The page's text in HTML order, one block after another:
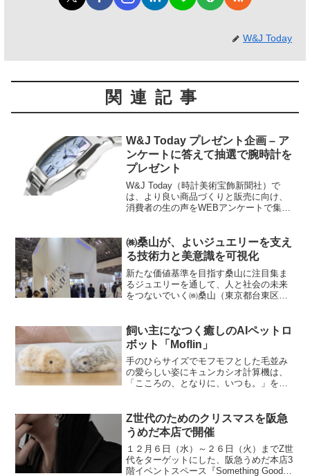
W&J Today
関連記事
W&J Today プレゼント企画 – ア
ンケートに答えて抽選で腕時計を
プレゼント
W&J Today（時計美術宝飾新聞社）で
は、より良い商品づくりと販売に向け、
消費者の生の声をWEBアンケートで集
は、各企業にご協力をいただきプレゼン
トとして豪華賞品を...
㈱桑山が、よいジュエリーを支え
る技術力と美意識を可視化
新たな価値基準を目指す桑山に注目集ま
るジュエリーを通して、人と社会の未来
をつないでいく㈱桑山（東京都台東区、
「MAKING SENSE－感覚と感性」をテ
ーマに掲げ、ブース内で...
飼い主になつく癒しのAIペットロ
ボット「Moflin」
手のひらサイズでモフモフとした毛並み
の愛らしい姿にキュンカシオ計算機は、
「こころの、となりに、いつも。」をコ
Moflin（モフリン）を11月7日より発売す
る。また、10月...
Z世代のためのクリスマスを阪急
うめだ本店で開催
１２月６日（水）～２６日（火）までZ世
代をターゲットにした、阪急うめだ本店3
階イベントスペース『Something Good